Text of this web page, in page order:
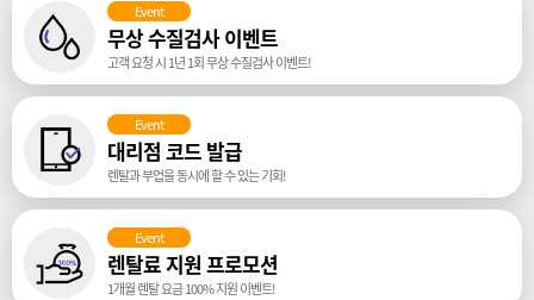
Event
무상 수질검사 이벤트
고객 요청 시 1년 1회 무상 수질검사 이벤트!
Event
대리점 코드 발급
렌탈과 부업을 동시에 할 수 있는 기회!
Event
렌탈료 지원 프로모션
1개월 렌탈 요금 100% 지원 이벤트!